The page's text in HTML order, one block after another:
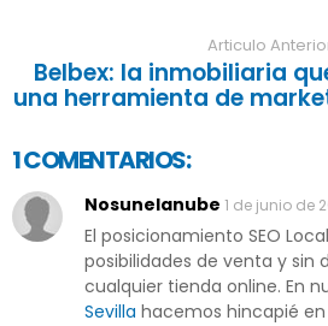
Articulo
Belbex: la inmobiliaria
una herramienta de
1 COMENTARIOS:
Nosunelanube 1 de junio de
El posicionamiento SEO
posibilidades de venta y sin
cualquier tienda online. En
Sevilla hacemos hincapié en